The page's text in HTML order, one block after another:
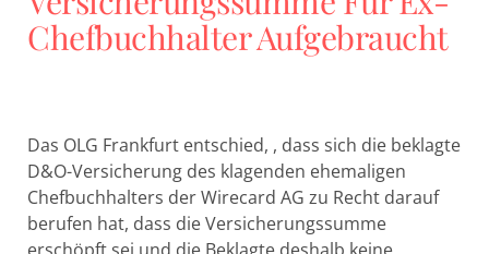
Chefbuchhalter Aufgebraucht
Das OLG Frankfurt entschied, , dass sich die beklagte
D&O-Versicherung des klagenden ehemaligen
Chefbuchhalters der Wirecard AG zu Recht darauf
berufen hat, dass die Versicherungssumme